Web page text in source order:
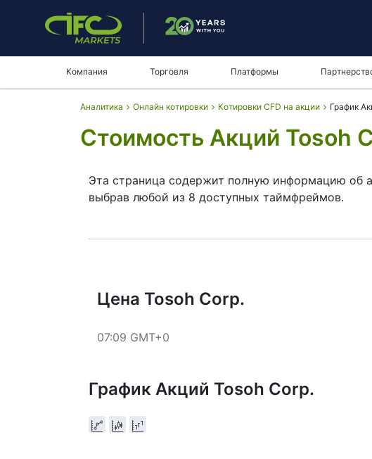
Компания Торговля Платформы
Аналитика Онлайн котировки Котировки CFD на акции График
Стоимость Акций Tosoh
Эта страница содержит полную информацию об
выбрав любой из 8 доступных таймфреймов.
Перемещая начало и конец тайм-фрейма на
принять окончательное решение.
Цена Tosoh Corp.
07:09 GMT+0
График Акций Tosoh Corp.